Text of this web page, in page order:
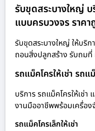
รับขุดสระบางใหญ่
แบบครบวงจร ราคา
รับขุดสระบางใหญ่ ให้บริ
ถอนสิ่งปลูกสร้าง รับถมที่
รถแม็คโครให้เช่า รถแ
บริการ รถแม็คโครให้เช่
งานมืออาชีพพร้อมเครื่อง
รถแม็คโครเล็กให้เช่า